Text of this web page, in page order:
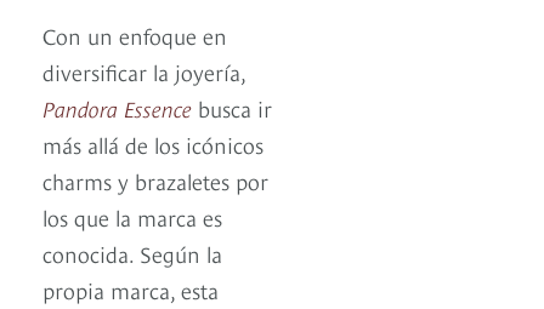
Con un enfoque en
diversificar la joyería,
Pandora Essence busca ir
más allá de los icónicos
charms y brazaletes por
los que la marca es
conocida. Según la
propia marca, esta